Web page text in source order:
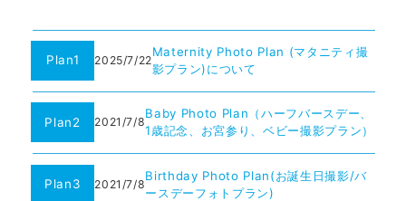
Plan1 2025/7/22
Maternity Photo Plan (マタニティ撮
影プラン)について
Plan2 2021/7/8
Baby Photo Plan（ハーフバースデー、
1歳記念、お宮参り、ベビー撮影プラン）
Plan3 2021/7/8
Birthday Photo Plan(お誕生日撮影/バ
ースデーフォトプラン)